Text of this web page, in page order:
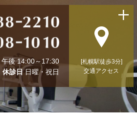
午後 14:00～17:30
休診日日曜・祝日
[札幌駅徒歩3分]
交通アクセス